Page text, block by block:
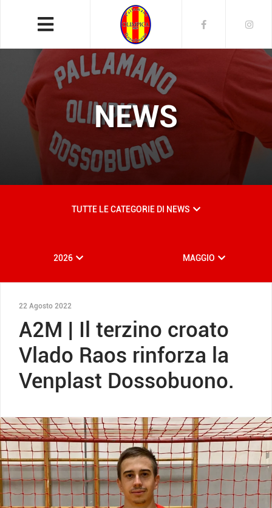
NEWS
TUTTE LE CATEGORIE DI NEWS
2026 MAGGIO
22 Agosto 2022
A2M | Il terzino croato
Vlado Raos rinforza la
Venplast Dossobuono.